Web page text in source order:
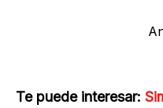
Te puede interesar: